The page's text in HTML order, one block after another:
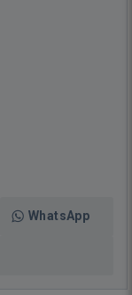
WhatsApp